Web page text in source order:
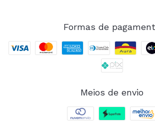
Formas de
Meios de envio